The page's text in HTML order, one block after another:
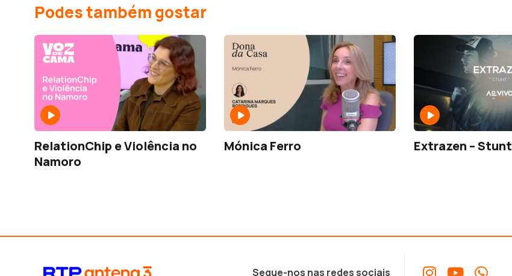
Podes também gostar
RelationChip e Violência no
Namoro
Mónica Ferro Extrazen – Stunt
Segue-nos nas redes sociais